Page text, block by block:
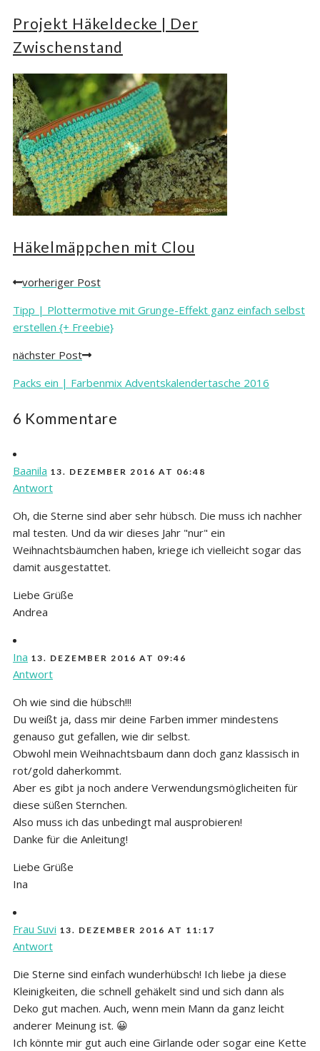
Projekt Häkeldecke | Der
Zwischenstand
Häkelmäppchen mit Clou
Posts
navigation
vorheriger Post
Tipp | Plottermotive mit Grunge-Effekt ganz einfach selbst
erstellen {+ Freebie}
nächster Post
Packs ein | Farbenmix Adventskalendertasche 2016
6 Kommentare
Baanila 13. DEZEMBER 2016 AT 06:48
Antwort
Oh, die Sterne sind aber sehr hübsch. Die muss ich nachher
mal testen. Und da wir dieses Jahr "nur" ein
Weihnachtsbäumchen haben, kriege ich vielleicht sogar das
damit ausgestattet.
Liebe Grüße
Andrea
Ina 13. DEZEMBER 2016 AT 09:46
Antwort
Oh wie sind die hübsch!!!
Du weißt ja, dass mir deine Farben immer mindestens
genauso gut gefallen, wie dir selbst.
Obwohl mein Weihnachtsbaum dann doch ganz klassisch in
rot/gold daherkommt.
Aber es gibt ja noch andere Verwendungsmöglicheiten für
diese süßen Sternchen.
Also muss ich das unbedingt mal ausprobieren!
Danke für die Anleitung!
Liebe Grüße
Ina
Frau Suvi 13. DEZEMBER 2016 AT 11:17
Antwort
Die Sterne sind einfach wunderhübsch! Ich liebe ja diese
Kleinigkeiten, die schnell gehäkelt sind und sich dann als
Deko gut machen. Auch, wenn mein Mann da ganz leicht
anderer Meinung ist. 😀
Ich könnte mir gut auch eine Girlande oder sogar eine Kette